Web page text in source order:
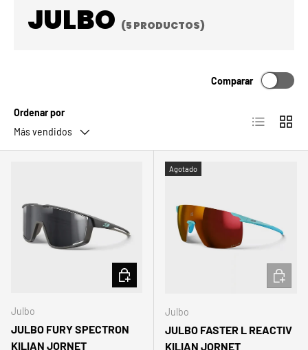
JULBO (5 PRODUCTOS)
Ordenar por
Más vendidos
Comparar
Lista
Julbo
JULBO FURY SPECTRON
KILIAN JORNET
AÑADIR AL CARRITO
Agotado
Julbo
JULBO FASTER L REACTIV
KILIAN JORNET